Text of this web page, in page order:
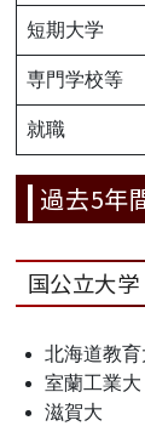
短期大学
専門学校等
就職
過去5年
国公立大学
北海道教育
室蘭工業大
滋賀大